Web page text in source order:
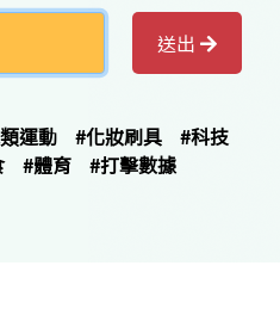
送出
運動 #化妝刷具
#科技
#體育 #打擊數據